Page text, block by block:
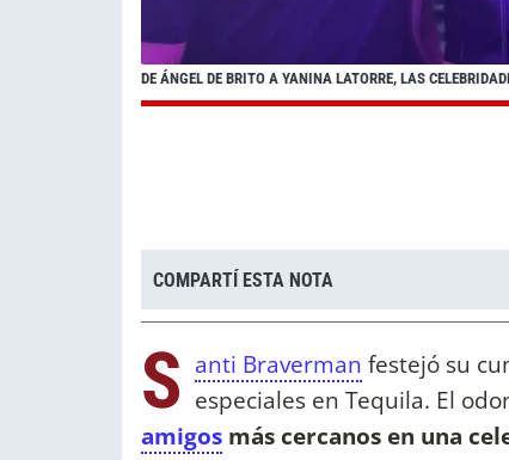
DE ÁNGEL DE BRITO A YANINA LATORRE, LAS
COMPARTÍ ESTA NOTA
S anti Braverman festejó su
especiales en Tequila. El
amigos más cercanos en una